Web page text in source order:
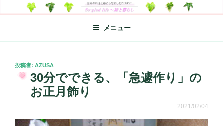
ン
ン
SO-GLAD LIFE～旅と暮らし
世界の料理のエッセイやレシピ、シンプルライフ、楽しい暮らしなどを
綴る、世界248か国を旅した松本あづさのDIARYです
メニュー
投
稿
投稿者: AZUSA
30分でできる、「急遽作り」の
お正月飾り
2021/02/04